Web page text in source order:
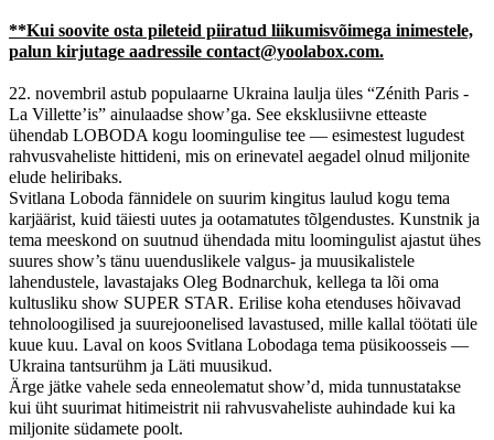
**Kui soovite osta pileteid piiratud liikumisvõimega inimestele,
palun kirjutage aadressile contact@yoolabox.com.
22. novembril astub populaarne Ukraina laulja üles “Zénith Paris -
La Villette’is” ainulaadse show’ga. See eksklusiivne etteaste
ühendab LOBODA kogu loomingulise tee — esimestest lugudest
rahvusvaheliste hittideni, mis on erinevatel aegadel olnud miljonite
elude heliribaks.
Svitlana Loboda fännidele on suurim kingitus laulud kogu tema
karjäärist, kuid täiesti uutes ja ootamatutes tõlgendustes. Kunstnik ja
tema meeskond on suutnud ühendada mitu loomingulist ajastut ühes
suures show’s tänu uuenduslikele valgus- ja muusikalistele
lahendustele, lavastajaks Oleg Bodnarchuk, kellega ta lõi oma
kultusliku show SUPER STAR. Erilise koha etenduses hõivavad
tehnoloogilised ja suurejoonelised lavastused, mille kallal töötati üle
kuue kuu. Laval on koos Svitlana Lobodaga tema püsikoosseis —
Ukraina tantsurühm ja Läti muusikud.
Ärge jätke vahele seda enneolematut show’d, mida tunnustatakse
kui üht suurimat hitimeistrit nii rahvusvaheliste auhindade kui ka
miljonite südamete poolt.